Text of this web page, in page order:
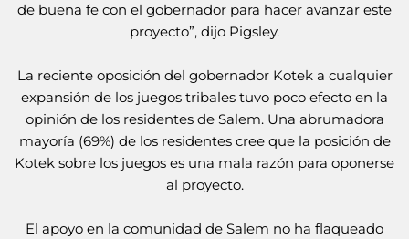
de buena fe con el gobernador para hacer avanzar este
proyecto”, dijo Pigsley.
La reciente oposición del gobernador Kotek a cualquier
expansión de los juegos tribales tuvo poco efecto en la
opinión de los residentes de Salem. Una abrumadora
mayoría (69%) de los residentes cree que la posición de
Kotek sobre los juegos es una mala razón para oponerse
al proyecto.
El apoyo en la comunidad de Salem no ha flaqueado